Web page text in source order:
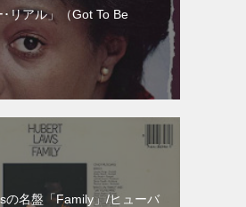
･リアル」（Got To Be
の名盤「Family」/ヒューバ